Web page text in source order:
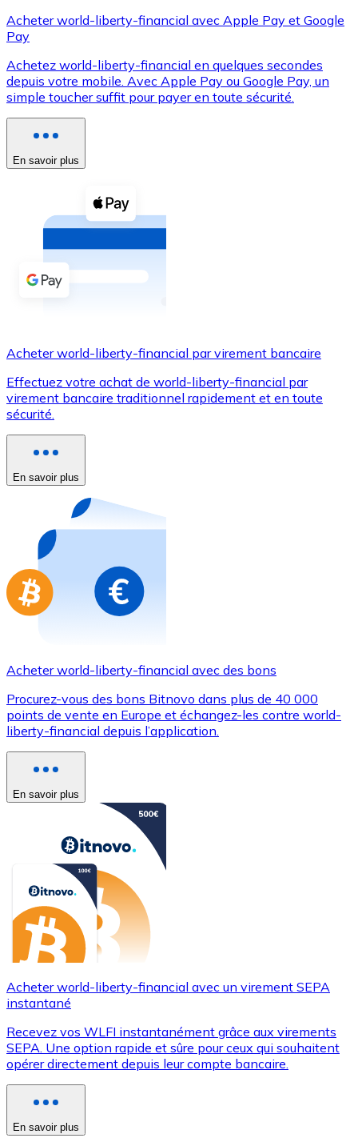
Voir toutes
Coupons crypto
Achetez des cryptomonnaies en espèces et d'autres
Virement SEPA
Acheter avec virement bancaire
Acheter avec carte
Boutique - Cartes
Nouveau
Achetez des cartes-cadeaux de vos marques
Aller à la boutique de cartes-cadeaux
Acheter world-liberty-financial avec Apple Pay et Google
Pay
Achetez world-liberty-financial en quelques secondes
depuis votre mobile. Avec Apple Pay ou Google Pay, un
simple toucher suffit pour payer en toute sécurité.
En savoir plus
Acheter world-liberty-financial par virement bancaire
Effectuez votre achat de world-liberty-financial par
virement bancaire traditionnel rapidement et en toute
sécurité.
En savoir plus
Acheter world-liberty-financial avec des bons
Procurez-vous des bons Bitnovo dans plus de 40 000
points de vente en Europe et échangez-les contre world-
liberty-financial depuis l’application.
En savoir plus
Acheter world-liberty-financial avec un virement SEPA
instantané
Recevez vos WLFI instantanément grâce aux virements
SEPA. Une option rapide et sûre pour ceux qui souhaitent
opérer directement depuis leur compte bancaire.
En savoir plus